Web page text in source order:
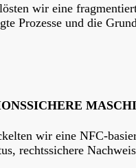
wir eine
Prozesse und die
wir eine NFC-
rechtssichere